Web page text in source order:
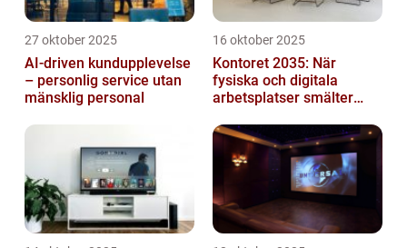
27 oktober 2025
AI-driven kundupplevelse
– personlig service utan
mänsklig personal
16 oktober 2025
Kontoret 2035: När
fysiska och digitala
arbetsplatser smälter